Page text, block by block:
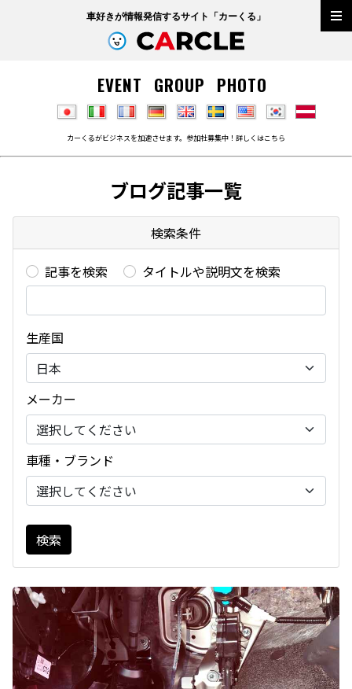
車好きが情報発信するサイト「カーくる 」
EVENT GROUP PHOTO
カーくるがビジネスを加速させます。参加社募集中！詳しくはこちら
ブログ記事一覧
検索条件
記事を検索 タイトルや説明文を検索
生産国
メーカー
車種・ブランド
検索